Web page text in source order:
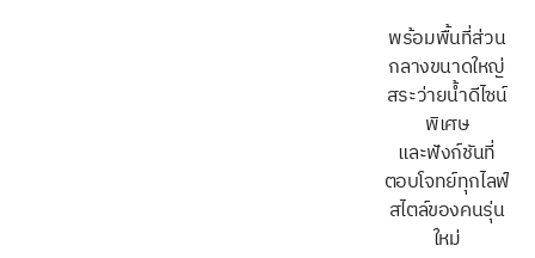
พร้อมพื้นที่ส่วน
กลางขนาดใหญ่
สระว่ายน้ำดีไซน์
พิเศษ
และฟังก์ชันที่
ตอบโจทย์ทุกไลฟ์
สไตล์ของคนรุ่น
ใหม่